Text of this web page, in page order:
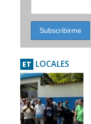
ET LOCALES